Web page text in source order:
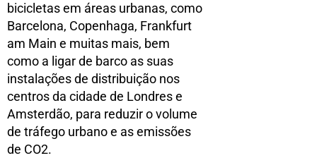
bicicletas em áreas urbanas, como
Barcelona, Copenhaga, Frankfurt
am Main e muitas mais, bem
como a ligar de barco as suas
instalações de distribuição nos
centros da cidade de Londres e
Amsterdão, para reduzir o volume
de tráfego urbano e as emissões
de CO2.